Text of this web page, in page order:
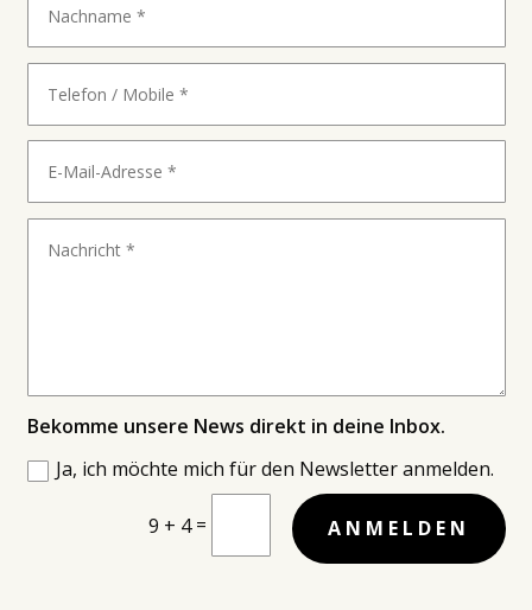
Bekomme unsere News direkt in deine Inbox.
Ja, ich möchte mich für den Newsletter anmelden.
9 + 4= ANMELDEN